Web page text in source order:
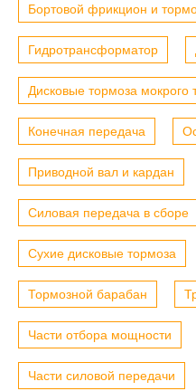
Бортовой фрикцион и
Гидротрансформатор
Дисковые тормоза мокрого
Конечная передача
Приводной вал и кардан
Силовая передача в сборе
Сухие дисковые тормоза
Тормозной барабан
Части отбора мощности
Части силовой передачи